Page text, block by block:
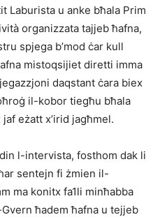
Laburista u anke bħala Prim
organizzata tajjeb ħafna,
spjega b’mod ċar kull
mistoqsijiet diretti imma
daqstant ċara biex
il-kobor tiegħu bħala
eżatt x’irid jagħmel.
l-intervista, fosthom dak li
sentejn fi żmien il-
ma konitx fa1li minħabba
ħadem ħafna u tejjeb